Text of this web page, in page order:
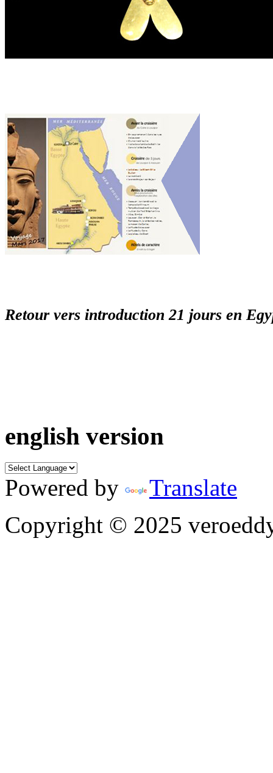
Retour vers introduction 21 jours en
english version
Powered by
Translate
Copyright © 2025